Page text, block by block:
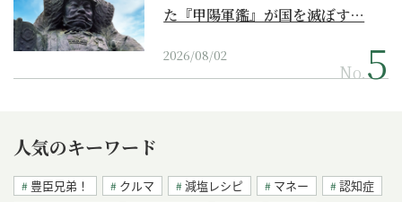
た『甲陽軍鑑』が国を滅ぼす…
2026/08/02
No.
人気のキーワード
豊臣兄弟！ クルマ 減塩レシピ マネー
認知症